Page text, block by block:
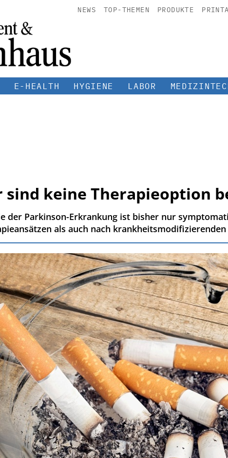
NEWS TOP-THEMEN PRODUKTE
E-HEALTH HYGIENE LABOR
keine Therapieoption
der Parkinson-Erkrankung ist bisher nur
als auch nach